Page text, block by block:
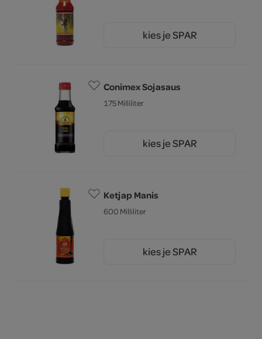
kies je SPAR
Conimex Sojasaus
175 Milliliter
kies je SPAR
Ketjap Manis
600 Milliliter
kies je SPAR